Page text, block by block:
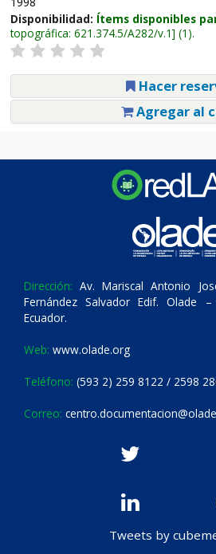
Disponibilidad: Ítems disponibles
topográfica: 621.374.5/A282/v.1 (1).
Hacer
Agregar al
Dirección: Av. Mariscal Antonio
Fernández Salvador Edif. Olade
Ecuador.
Web: www.olade.org
Teléfono: (593 2) 259 8122 / 2598
Correo:
Tweets by